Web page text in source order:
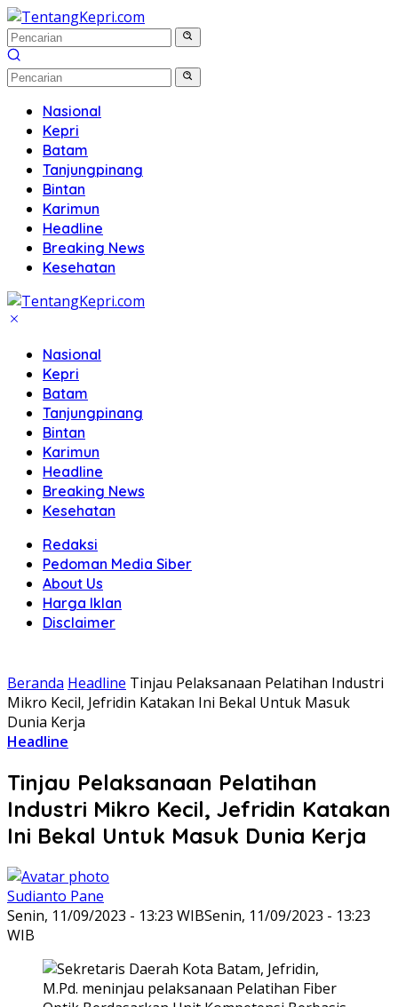
Langsung
ke
konten
Nasional
Kepri
Batam
Tanjungpinang
Bintan
Karimun
Headline
Breaking News
Kesehatan
Nasional
Kepri
Batam
Tanjungpinang
Bintan
Karimun
Headline
Breaking News
Kesehatan
Redaksi
Pedoman Media Siber
About Us
Harga Iklan
Disclaimer
Beranda Headline Tinjau Pelaksanaan Pelatihan Industri
Mikro Kecil, Jefridin Katakan Ini Bekal Untuk Masuk
Dunia Kerja
Headline
Tinjau Pelaksanaan Pelatihan
Industri Mikro Kecil, Jefridin Katakan
Ini Bekal Untuk Masuk Dunia Kerja
Sudianto Pane
Senin, 11/09/2023 - 13:23 WIBSenin, 11/09/2023 - 13:23
WIB